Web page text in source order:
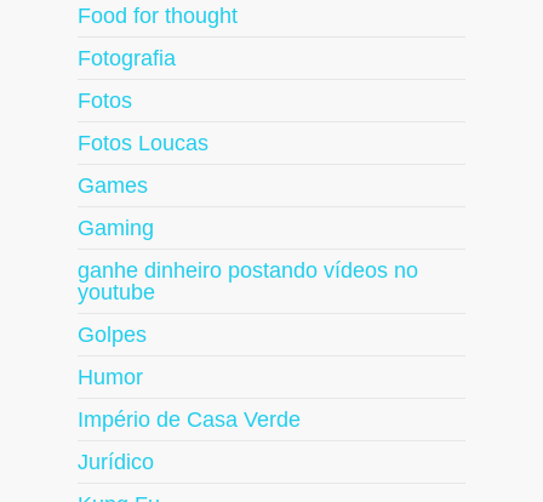
Food for thought
Fotografia
Fotos
Fotos Loucas
Games
Gaming
ganhe dinheiro postando vídeos no
youtube
Golpes
Humor
Império de Casa Verde
Jurídico